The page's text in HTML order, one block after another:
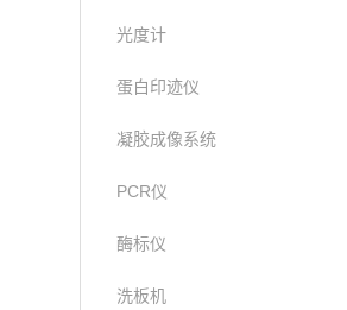
光度计
蛋白印迹仪
凝胶成像系统
PCR仪
酶标仪
洗板机